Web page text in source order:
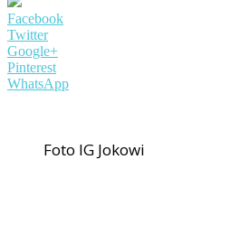
Facebook
Twitter
Google+
Pinterest
WhatsApp
Foto IG Jokowi